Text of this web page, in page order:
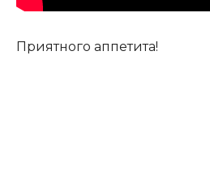
Приятного аппетита!